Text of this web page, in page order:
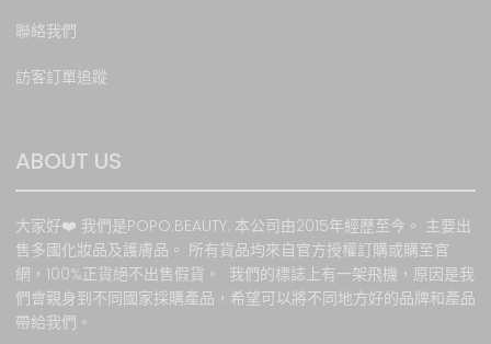
聯絡我們
訪客訂單追蹤
ABOUT US
大家好❤️ 我們是POPO.BEAUTY. 本公司由2015年經歷至今。 主要出
售多國化妝品及護膚品。 所有貨品均來自官方授權訂購或購至官
網，100%正貨絕不出售假貨。 我們的標誌上有一架飛機，原因是我
們會親身到不同國家採購產品，希望可以將不同地方好的品牌和產品
帶給我們。